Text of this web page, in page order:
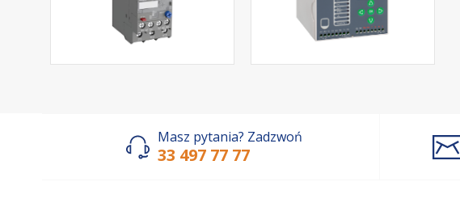
Masz pytania? Zadzwoń
33 497 77 77